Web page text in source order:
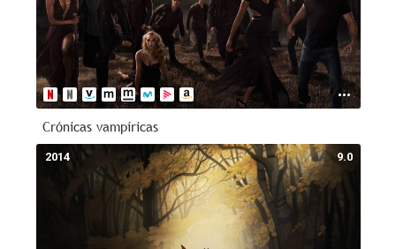
Crónicas vampíricas
9.0
2014